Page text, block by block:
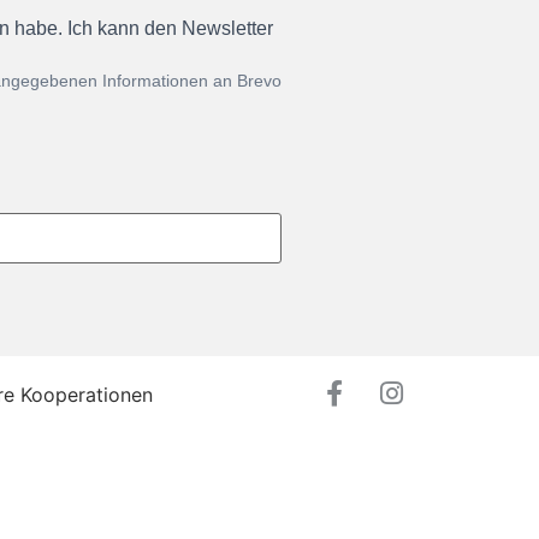
habe. Ich kann den Newsletter
Informationen an Brevo
Kooperationen